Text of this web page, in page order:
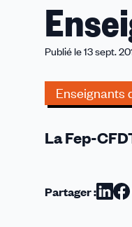
êtes
ici
Publié le 13 sept.
Enseignants
La Fep-
Partager :